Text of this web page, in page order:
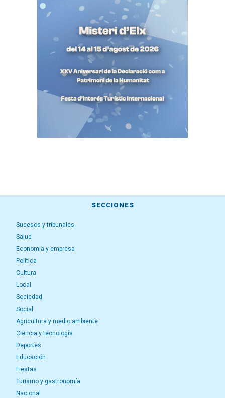
SECCIONES
Sucesos y tribunales
Salud
Economía y empresa
Política
Cultura
Local
Sociedad
Social
Agricultura y medio ambiente
Ciencia y tecnología
Deportes
Educación
Fiestas
Turismo y gastronomía
Nacional